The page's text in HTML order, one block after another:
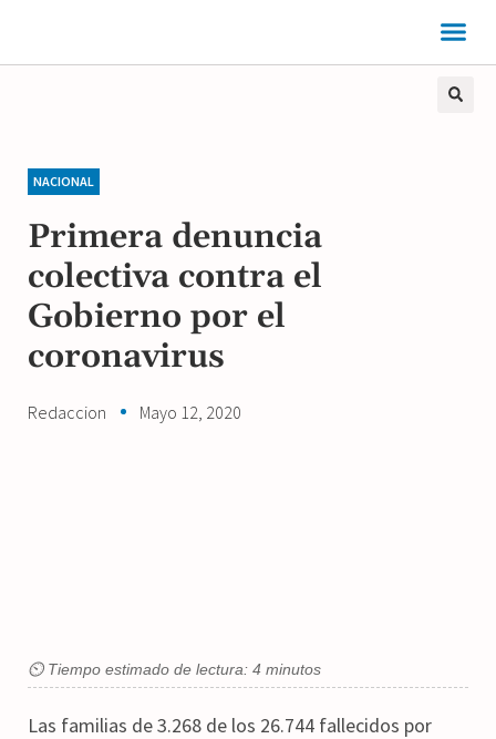
NACIONAL
Primera denuncia
colectiva contra el
Gobierno por el
coronavirus
Redaccion Mayo 12, 2020
⏲ Tiempo estimado de lectura: 4 minutos
Las familias de 3.268 de los 26.744 fallecidos por